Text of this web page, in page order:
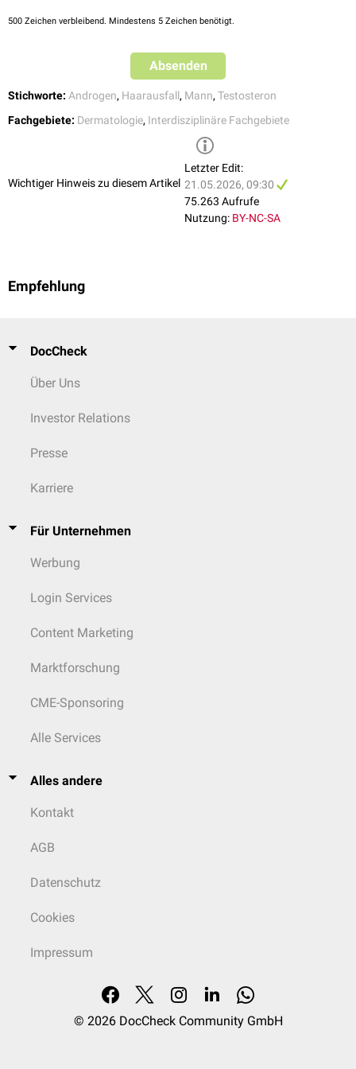
500 Zeichen verbleibend. Mindestens 5 Zeichen benötigt.
Absenden
Stichworte: Androgen, Haarausfall, Mann, Testosteron
Fachgebiete: Dermatologie, Interdisziplinäre Fachgebiete
Wichtiger Hinweis zu diesem Artikel
Letzter Edit:
21.05.2026, 09:30
75.263 Aufrufe
Nutzung: BY-NC-SA
Empfehlung
DocCheck
Über Uns
Investor Relations
Presse
Karriere
Für Unternehmen
Werbung
Login Services
Content Marketing
Marktforschung
CME-Sponsoring
Alle Services
Alles andere
Kontakt
AGB
Datenschutz
Cookies
Impressum
© 2026 DocCheck Community GmbH